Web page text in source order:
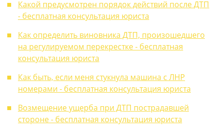
Какой предусмотрен порядок действий после ДТП
- бесплатная консультация юриста
Как определить виновника ДТП, произошедшего
на регулируемом перекрестке - бесплатная
консультация юриста
Как быть, если меня стукнула машина с ЛНР
номерами - бесплатная консультация юриста
Возмещение ущерба при ДТП пострадавшей
стороне - бесплатная консультация юриста